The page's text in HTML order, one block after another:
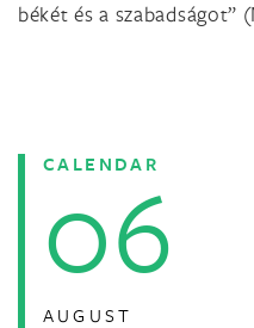
békét és a szabadságot”
CALENDAR
06
AUGUST